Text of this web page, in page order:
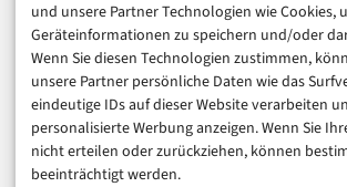
und unsere Partner Technologien wie Cookies,
Geräteinformationen zu speichern und/oder
Wenn Sie diesen Technologien zustimmen,
unsere Partner persönliche Daten wie das
eindeutige IDs auf dieser Website verarbeiten
personalisierte Werbung anzeigen. Wenn Sie
nicht erteilen oder zurückziehen, können
beeinträchtigt werden.
KÜNSTLICHE INTELLIGENZ
GPT-5.6 begrenzt: Was der OpenAI-
bedeutet
27. Juni 2026